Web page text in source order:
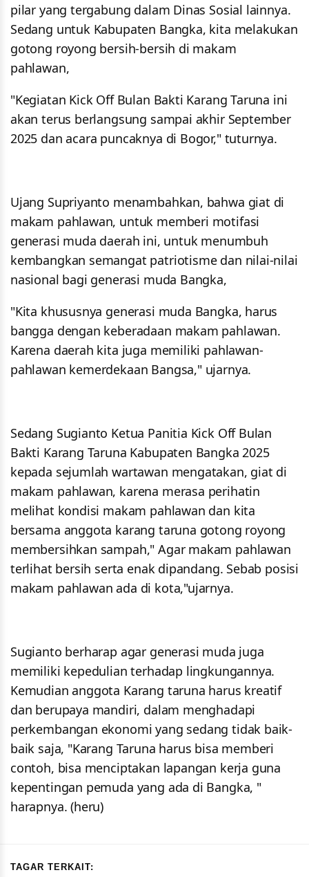
pilar yang tergabung dalam Dinas Sosial lainnya.
Sedang untuk Kabupaten Bangka, kita melakukan
gotong royong bersih-bersih di makam
pahlawan,
"Kegiatan Kick Off Bulan Bakti Karang Taruna ini
akan terus berlangsung sampai akhir September
2025 dan acara puncaknya di Bogor," tuturnya.
Ujang Supriyanto menambahkan, bahwa giat di
makam pahlawan, untuk memberi motifasi
generasi muda daerah ini, untuk menumbuh
kembangkan semangat patriotisme dan nilai-nilai
nasional bagi generasi muda Bangka,
"Kita khususnya generasi muda Bangka, harus
bangga dengan keberadaan makam pahlawan.
Karena daerah kita juga memiliki pahlawan-
pahlawan kemerdekaan Bangsa," ujarnya.
Sedang Sugianto Ketua Panitia Kick Off Bulan
Bakti Karang Taruna Kabupaten Bangka 2025
kepada sejumlah wartawan mengatakan, giat di
makam pahlawan, karena merasa perihatin
melihat kondisi makam pahlawan dan kita
bersama anggota karang taruna gotong royong
membersihkan sampah," Agar makam pahlawan
terlihat bersih serta enak dipandang. Sebab posisi
makam pahlawan ada di kota,"ujarnya.
Sugianto berharap agar generasi muda juga
memiliki kepedulian terhadap lingkungannya.
Kemudian anggota Karang taruna harus kreatif
dan berupaya mandiri, dalam menghadapi
perkembangan ekonomi yang sedang tidak baik-
baik saja, "Karang Taruna harus bisa memberi
contoh, bisa menciptakan lapangan kerja guna
kepentingan pemuda yang ada di Bangka, "
harapnya. (heru)
TAGAR TERKAIT: